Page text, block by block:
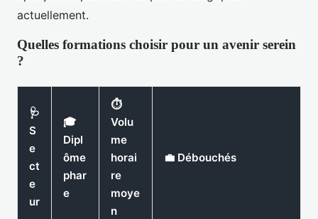
actuellement.
Quelles formations choisir pour un avenir serein
?
🩺
S
e
ct
e
ur
🎓
Dipl
ôme
phar
e
⏱️
Volu
me
horai
re
moye
n
💼 Débouchés